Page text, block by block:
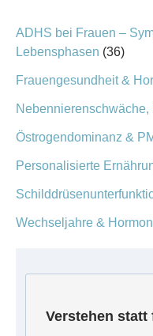
ADHS bei Frauen –
Lebensphasen (36)
Frauengesundheit &
Östrogendominanz &
Personalisierte
Wechseljahre &
Verstehen